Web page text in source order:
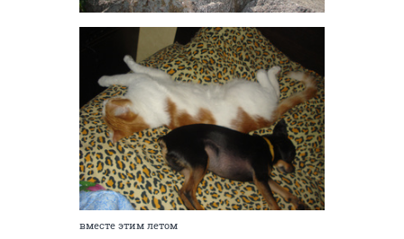
вместе этим летом